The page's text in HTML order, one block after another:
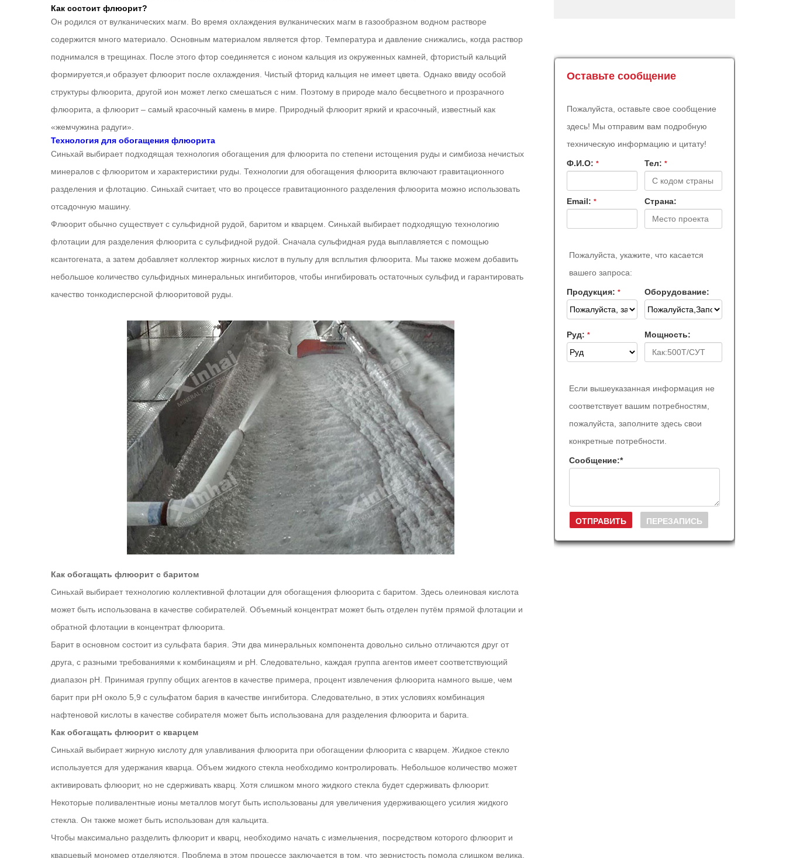
Как состоит флюорит?
Он родился от вулканических магм. Во время охлаждения вулканических магм в газообразном водном растворе
содержится много материало. Основным материалом является фтор. Температура и давление снижались, когда раствор
поднимался в трещинах. После этого фтор соединяется с ионом кальция из окруженных камней, фтористый кальций
формируется,и образует флюорит после охлаждения. Чистый фторид кальция не имеет цвета. Однако ввиду особой
структуры флюорита, другой ион может легко смешаться с ним. Поэтому в природе мало бесцветного и прозрачного
флюорита, а флюорит – самый красочный камень в мире. Природный флюорит яркий и красочный, известный как
«жемчужина радуги».
Технология для обогащения флюорита
Синьхай выбирает подходящая технология обогащения для флюорита по степени истощения руды и симбиоза нечистых
минералов с флюоритом и характеристики руды. Технологии для обогащения флюорита включают гравитационного
разделения и флотацию. Синьхай считает, что во процессе гравитационного разделения флюорита можно использовать
отсадочную машину.
Флюорит обычно существует с сульфидной рудой, баритом и кварцем. Синьхай выбирает подходящую технологию
флотации для разделения флюорита с сульфидной рудой. Сначала сульфидная руда выплавляется с помощью
ксантогената, а затем добавляет коллектор жирных кислот в пульпу для всплытия флюорита. Мы также можем добавить
небольшое количество сульфидных минеральных ингибиторов, чтобы ингибировать остаточных сульфид и гарантировать
качество тонкодисперсной флюоритовой руды.
Как обогащать флюорит с баритом
Синьхай выбирает технологию коллективной флотации для обогащения флюорита с баритом. Здесь олеиновая кислота
может быть использована в качестве собирателей. Объемный концентрат может быть отделен путём прямой флотации и
обратной флотации в концентрат флюорита.
Барит в основном состоит из сульфата бария. Эти два минеральных компонента довольно сильно отличаются друг от
друга, с разными требованиями к комбинациям и рН. Следовательно, каждая группа агентов имеет соответствующий
диапазон рН. Принимая группу общих агентов в качестве примера, процент извлечения флюорита намного выше, чем
барит при рН около 5,9 с сульфатом бария в качестве ингибитора. Следовательно, в этих условиях комбинация
нафтеновой кислоты в качестве собирателя может быть использована для разделения флюорита и барита.
Как обогащать флюорит с кварцем
Синьхай выбирает жирную кислоту для улавливания флюорита при обогащении флюорита с кварцем. Жидкое стекло
используется для удержания кварца. Объем жидкого стекла необходимо контролировать. Небольшое количество может
активировать флюорит, но не сдерживать кварц. Хотя слишком много жидкого стекла будет сдерживать флюорит.
Некоторые поливалентные ионы металлов могут быть использованы для увеличения удерживающего усилия жидкого
стекла. Он также может быть использован для кальцита.
Чтобы максимально разделить флюорит и кварц, необходимо начать с измельчения, посредством которого флюорит и
кварцевый мономер отделяются. Проблема в этом процессе заключается в том, что зернистость помола слишком велика,
Оставьте сообщение
Пожалуйста, оставьте свое сообщение
здесь! Мы отправим вам подробную
техническую информацию и цитату!
Ф.И.О: * Teл: *
Email: * Страна:
Пожалуйста, укажите, что касается
вашего запроса:
Продукция: * Оборудование:
Руд: * Мощность:
Если вышеуказанная информация не
соответствует вашим потребностям,
пожалуйста, заполните здесь свои
конкретные потребности.
Сообщение:*